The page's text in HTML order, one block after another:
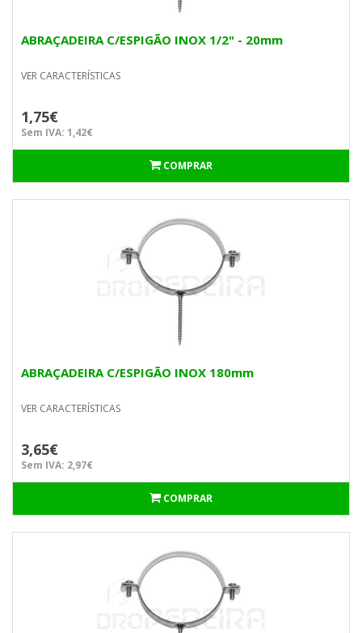
ABRAÇADEIRA C/ESPIGÃO INOX 1/2" - 20mm
VER CARACTERÍSTICAS
1,75€
Sem IVA: 1,42€
COMPRAR
ABRAÇADEIRA C/ESPIGÃO INOX 180mm
VER CARACTERÍSTICAS
3,65€
Sem IVA: 2,97€
COMPRAR